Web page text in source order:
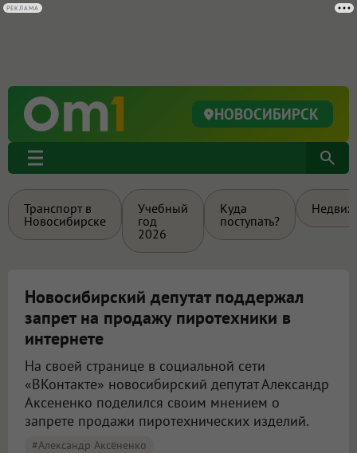
НОВОСИБИРСК
Транспорт в
Новосибирске
Учебный
год
2026
Куда
поступать?
Новосибирский депутат поддержал
запрет на продажу пиротехники в
интернете
На своей странице в социальной сети
«ВКонтакте» новосибирский депутат Александр
Аксененко поделился своим мнением о
запрете продажи пиротехнических изделий.
#Александр Аксёненко
РЕКЛАМА